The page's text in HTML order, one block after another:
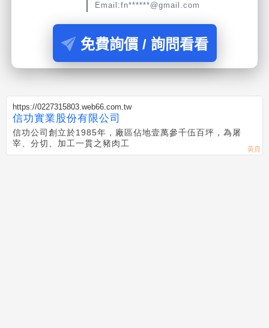
Email:fn******@gmail.com
免費詢價 / 詢問看看
https://0227315803.web66.com.tw
信功實業股份有限公司
信功公司創立於1985年，廠區佔地壹萬參千伍百坪，為屠
宰、分切、加工一貫之豬肉工